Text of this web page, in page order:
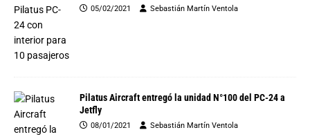
05/02/2021 Sebastián Martín Ventola
Pilatus Aircraft entregó la unidad N°100 del PC-24 a
Jetfly
08/01/2021 Sebastián Martín Ventola